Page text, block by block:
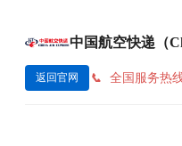
中国航空快递（
返回官网 全国服务热